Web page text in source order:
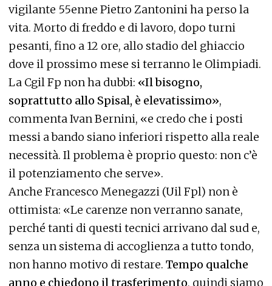
vigilante 55enne Pietro Zantonini ha perso la
vita. Morto di freddo e di lavoro, dopo turni
pesanti, fino a 12 ore, allo stadio del ghiaccio
dove il prossimo mese si terranno le Olimpiadi.
La Cgil Fp non ha dubbi: «Il bisogno,
soprattutto allo Spisal, è elevatissimo»,
commenta Ivan Bernini, «e credo che i posti
messi a bando siano inferiori rispetto alla reale
necessità. Il problema è proprio questo: non c’è
il potenziamento che serve».
Anche Francesco Menegazzi (Uil Fpl) non è
ottimista: «Le carenze non verranno sanate,
perché tanti di questi tecnici arrivano dal sud e,
senza un sistema di accoglienza a tutto tondo,
non hanno motivo di restare. Tempo qualche
anno e chiedono il trasferimento, quindi siamo